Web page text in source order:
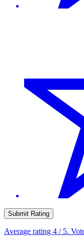
Submit Rating
Average rating 4 / 5.